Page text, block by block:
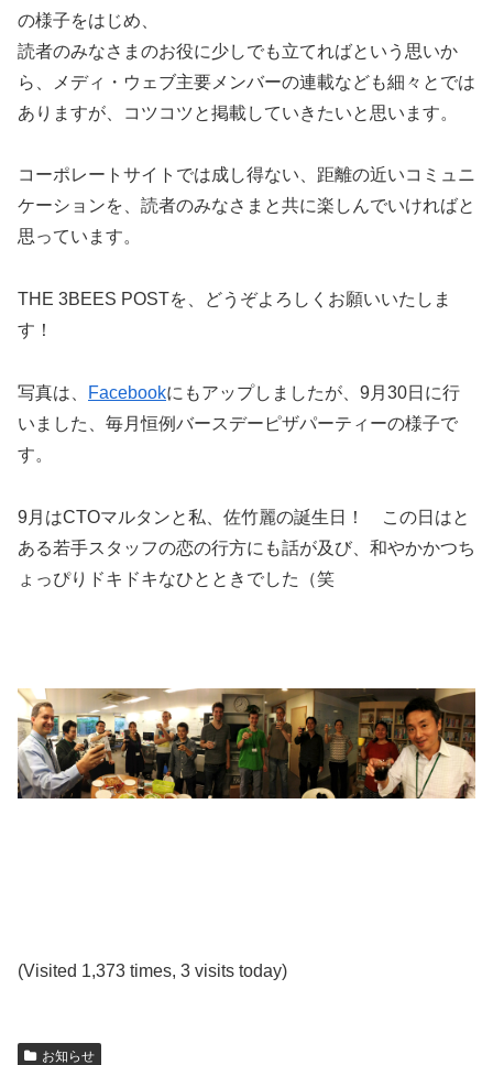
の様子をはじめ、
読者のみなさまのお役に少しでも立てればという思いか
ら、メディ・ウェブ主要メンバーの連載なども細々とでは
ありますが、コツコツと掲載していきたいと思います。
コーポレートサイトでは成し得ない、距離の近いコミュニ
ケーションを、読者のみなさまと共に楽しんでいければと
思っています。
THE 3BEES POSTを、どうぞよろしくお願いいたしま
す！
写真は、 Facebookにもアップしましたが、9月30日に行
いました、毎月恒例バースデーピザパーティーの様子で
す。
9月はCTOマルタンと私、佐竹麗の誕生日！ この日はと
ある若手スタッフの恋の行方にも話が及び、和やかかつち
ょっぴりドキドキなひとときでした（笑
(Visited 1,373 times, 3 visits today)
お知らせ